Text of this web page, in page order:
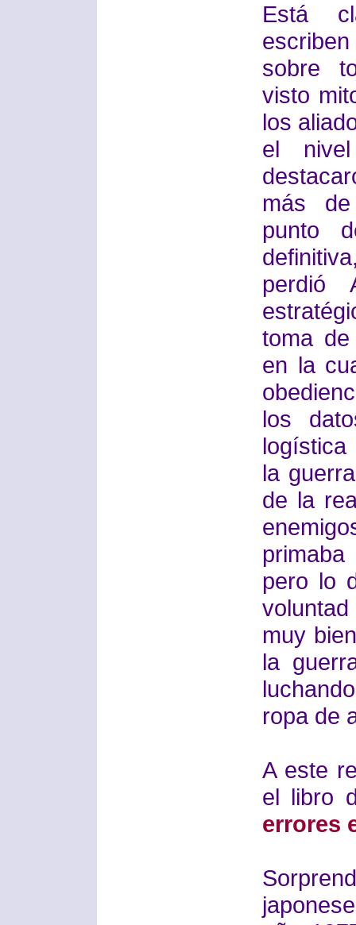
Está
sobre
visto
los
el
más
punto
perdió
toma
en la
los
logística
la
de la
pero lo
muy
la
ropa de
A este
el libro
errores